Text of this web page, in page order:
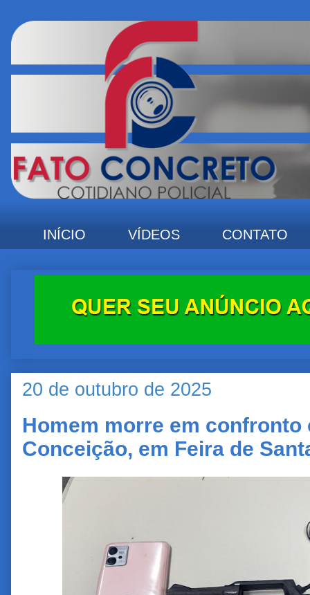
INÍCIO VÍDEOS CONTATO
20 de outubro de 2025
Homem morre em confronto
Conceição, em Feira de